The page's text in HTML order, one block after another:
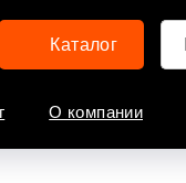
Каталог
О компании